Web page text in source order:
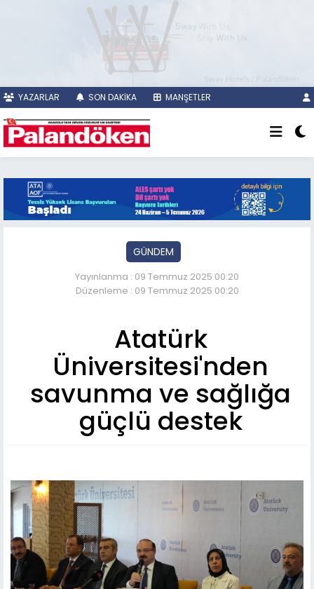
YAZARLAR SON DAKİKA MANŞETLER
GÜNDEM
Yayınlanma : 09 Temmuz 2025 00:20
Düzenleme : 09 Temmuz 2025 00:20
Atatürk
Üniversitesi'nden
savunma ve sağlığa
güçlü destek